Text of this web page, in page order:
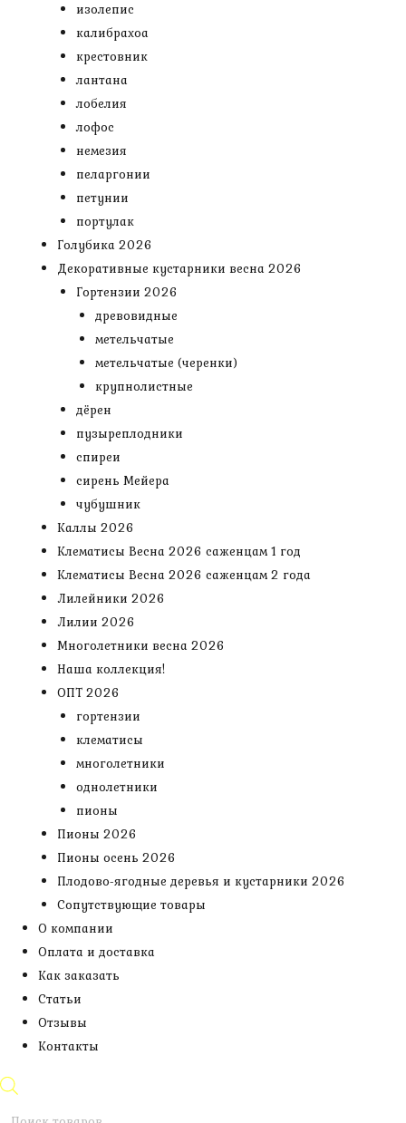
изолепис
калибрахоа
крестовник
лантана
лобелия
лофос
немезия
пеларгонии
петунии
портулак
Голубика 2026
Декоративные кустарники весна 2026
Гортензии 2026
древовидные
метельчатые
метельчатые (черенки)
крупнолистные
дёрен
пузыреплодники
спиреи
сирень Мейера
чубушник
Каллы 2026
Клематисы Весна 2026 саженцам 1 год
Клематисы Весна 2026 саженцам 2 года
Лилейники 2026
Лилии 2026
Многолетники весна 2026
Наша коллекция!
ОПТ 2026
гортензии
клематисы
многолетники
однолетники
пионы
Пионы 2026
Пионы осень 2026
Плодово-ягодные деревья и кустарники 2026
Сопутствующие товары
О компании
Оплата и доставка
Как заказать
Статьи
Отзывы
Контакты
Поиск